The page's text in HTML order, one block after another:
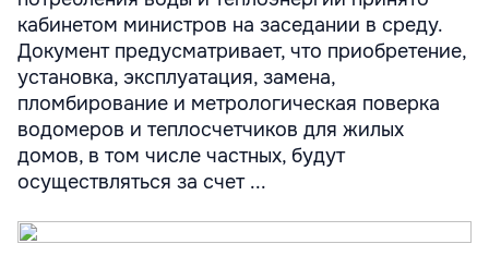
кабинетом министров на заседании в среду.
Документ предусматривает, что приобретение,
установка, эксплуатация, замена,
пломбирование и метрологическая поверка
водомеров и теплосчетчиков для жилых
домов, в том числе частных, будут
осуществляться за счет ...